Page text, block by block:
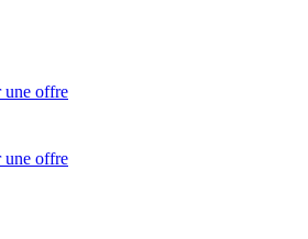
une offre
une offre